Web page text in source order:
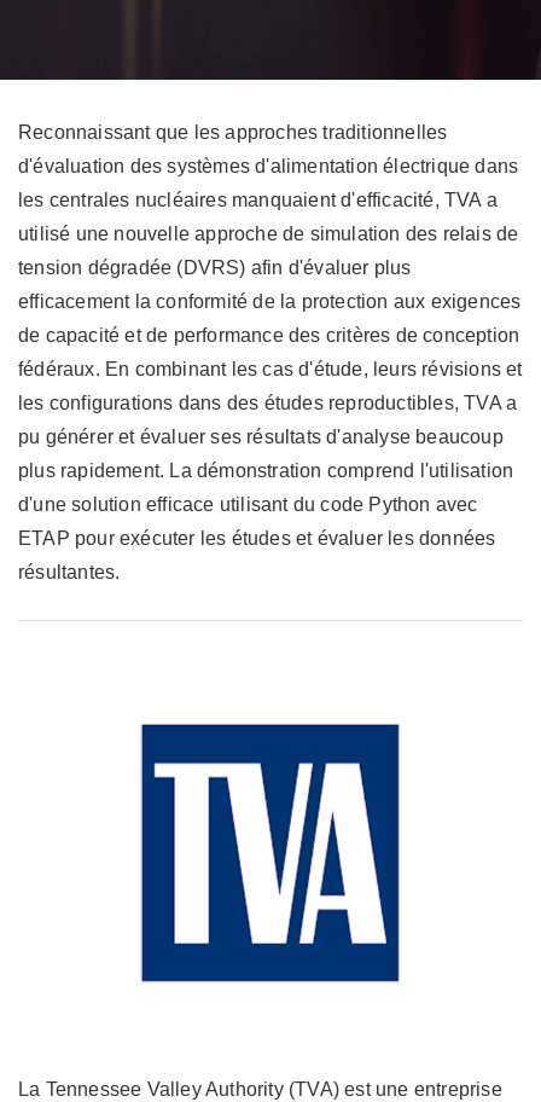
Reconnaissant que les approches traditionnelles
d'évaluation des systèmes d'alimentation électrique dans
les centrales nucléaires manquaient d'efficacité, TVA a
utilisé une nouvelle approche de simulation des relais de
tension dégradée (DVRS) afin d'évaluer plus
efficacement la conformité de la protection aux exigences
de capacité et de performance des critères de conception
fédéraux. En combinant les cas d'étude, leurs révisions et
les configurations dans des études reproductibles, TVA a
pu générer et évaluer ses résultats d'analyse beaucoup
plus rapidement. La démonstration comprend l'utilisation
d'une solution efficace utilisant du code Python avec
ETAP pour exécuter les études et évaluer les données
résultantes.
La Tennessee Valley Authority (TVA) est une entreprise